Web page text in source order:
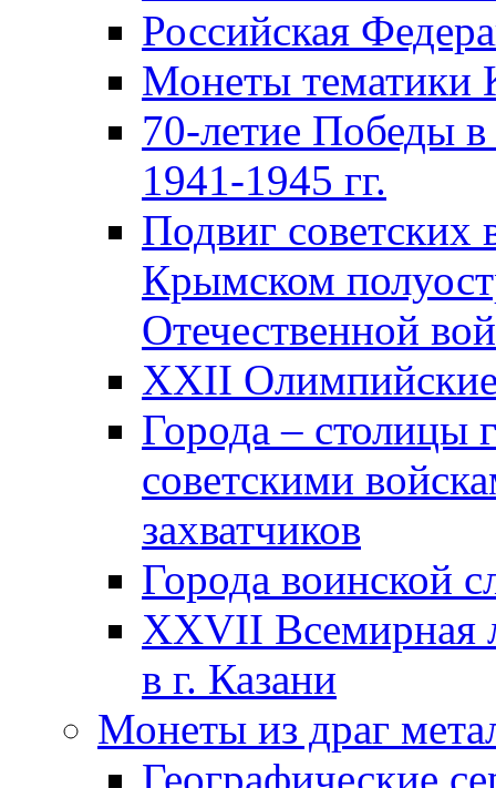
Российская
Монеты тематики
70-летие Победы
1941-1945 гг.
Подвиг советских
Крымском
Отечественной
XXII
Города – столицы
советскими
захватчиков
Города воинской
XXVII Всемирная
в г. Казани
Монеты из драг
Географические